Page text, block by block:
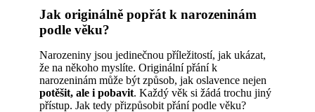
Jak originálně popřát k narozeninám
podle věku?
Narozeniny jsou jedinečnou příležitostí, jak ukázat,
že na někoho myslíte. Originální přání k
narozeninám může být způsob, jak oslavence nejen
potěšit, ale i pobavit. Každý věk si žádá trochu jiný
přístup. Jak tedy přizpůsobit přání podle věku?